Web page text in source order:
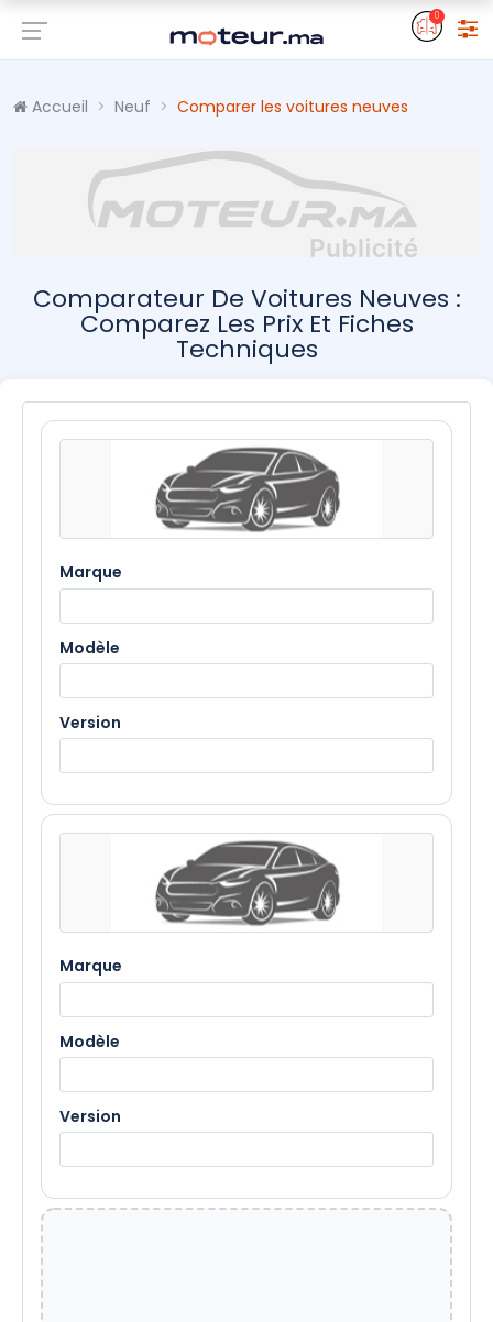
0
Accueil Neuf Comparer les voitures neuves
Comparateur De Voitures Neuves :
Comparez Les Prix Et Fiches
Techniques
Marque
Modèle
Version
Marque
Modèle
Version